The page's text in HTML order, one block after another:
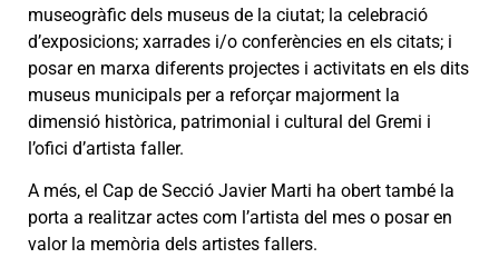
museogràfic dels museus de la ciutat; la celebració
d’exposicions; xarrades i/o conferències en els citats; i
posar en marxa diferents projectes i activitats en els dits
museus municipals per a reforçar majorment la
dimensió històrica, patrimonial i cultural del Gremi i
l’ofici d’artista faller.
A més, el Cap de Secció Javier Marti ha obert també la
porta a realitzar actes com l’artista del mes o posar en
valor la memòria dels artistes fallers.